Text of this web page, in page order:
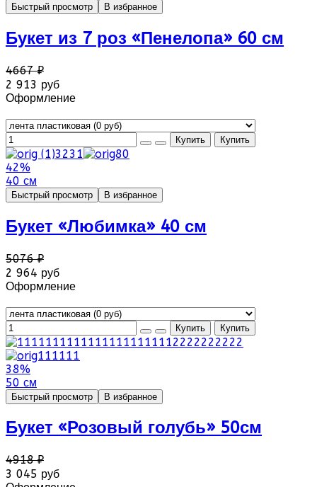
Быстрый просмотр В избранное
Букет из 7 роз «Пенелопа» 60 см
4667 ₽
2 913 руб
Оформление
42%
40 см
Быстрый просмотр В избранное
Букет «Любимка» 40 см
5076 ₽
2 964 руб
Оформление
38%
50 см
Быстрый просмотр В избранное
Букет «Розовый голубь» 50см
4918 ₽
3 045 руб